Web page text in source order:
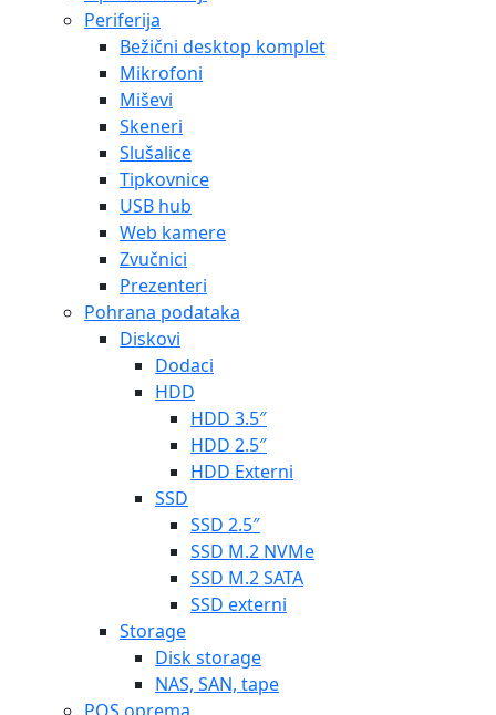
Periferija
Bežični desktop komplet
Mikrofoni
Miševi
Skeneri
Slušalice
Tipkovnice
USB hub
Web kamere
Zvučnici
Prezenteri
Pohrana podataka
Diskovi
Dodaci
HDD
HDD 3.5″
HDD 2.5″
HDD Externi
SSD
SSD 2.5″
SSD M.2 NVMe
SSD M.2 SATA
SSD externi
Storage
Disk storage
NAS, SAN, tape